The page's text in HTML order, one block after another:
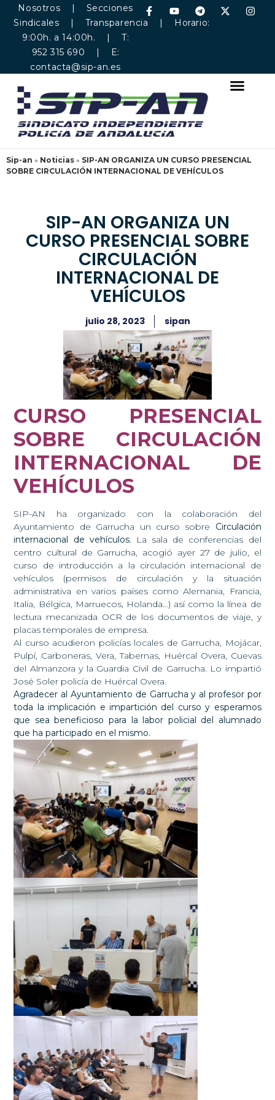
Nosotros | Secciones
Sindicales | Transparencia | Horario:
9:00h. a 14:00h. | T:
952 315 690 | E:
contacta@sip-an.es
Sip-an » Noticias » SIP-AN ORGANIZA UN CURSO PRESENCIAL
SOBRE CIRCULACIÓN INTERNACIONAL DE VEHÍCULOS
SIP-AN ORGANIZA UN
CURSO PRESENCIAL SOBRE
CIRCULACIÓN
INTERNACIONAL DE
VEHÍCULOS
julio 28, 2023 sipan
CURSO PRESENCIAL
SOBRE CIRCULACIÓN
INTERNACIONAL DE
VEHÍCULOS
SIP-AN ha organizado con la colaboración del
Ayuntamiento de Garrucha un curso sobre Circulación
internacional de vehículos. La sala de conferencias del
centro cultural de Garrucha, acogió ayer 27 de julio, el
curso de introducción a la circulación internacional de
vehículos (permisos de circulación y la situación
administrativa en varios países como Alemania, Francia,
Italia, Bélgica, Marruecos, Holanda…) así como la línea de
lectura mecanizada OCR de los documentos de viaje, y
placas temporales de empresa.
Al curso acudieron policías locales de Garrucha, Mojácar,
Pulpí, Carboneras, Vera, Tabernas, Huércal Overa, Cuevas
del Almanzora y la Guardia Civil de Garrucha. Lo impartió
José Soler policía de Huércal Overa.
Agradecer al Ayuntamiento de Garrucha y al profesor por
toda la implicación e impartición del curso y esperamos
que sea beneficioso para la labor policial del alumnado
que ha participado en el mismo.